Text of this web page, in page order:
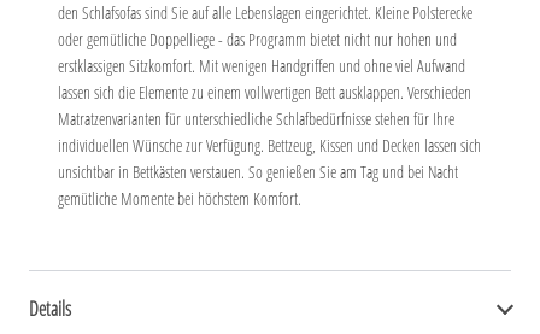
den Schlafsofas sind Sie auf alle Lebenslagen eingerichtet. Kleine Polsterecke
oder gemütliche Doppelliege - das Programm bietet nicht nur hohen und
erstklassigen Sitzkomfort. Mit wenigen Handgriffen und ohne viel Aufwand
lassen sich die Elemente zu einem vollwertigen Bett ausklappen. Verschieden
Matratzenvarianten für unterschiedliche Schlafbedürfnisse stehen für Ihre
individuellen Wünsche zur Verfügung. Bettzeug, Kissen und Decken lassen sich
unsichtbar in Bettkästen verstauen. So genießen Sie am Tag und bei Nacht
gemütliche Momente bei höchstem Komfort.
Details